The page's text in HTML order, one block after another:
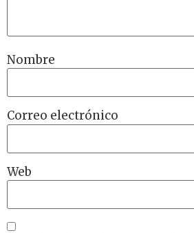
Nombre
Correo electrónico
Web